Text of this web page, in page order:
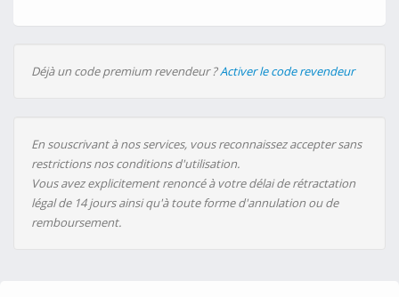
Déjà un code premium revendeur ?Activer le code revendeur
En souscrivant à nos services, vous reconnaissez accepter sans
restrictions nos conditions d'utilisation.
Vous avez explicitement renoncé à votre délai de rétractation
légal de 14 jours ainsi qu'à toute forme d'annulation ou de
remboursement.